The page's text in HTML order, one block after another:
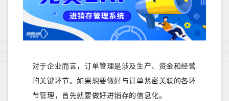
对于企业而言，订单管理是涉及生产、资金和经营
的关键环节。如果想要做好与订单紧密关联的各环
节管理，首先就要做好进销存的信息化。